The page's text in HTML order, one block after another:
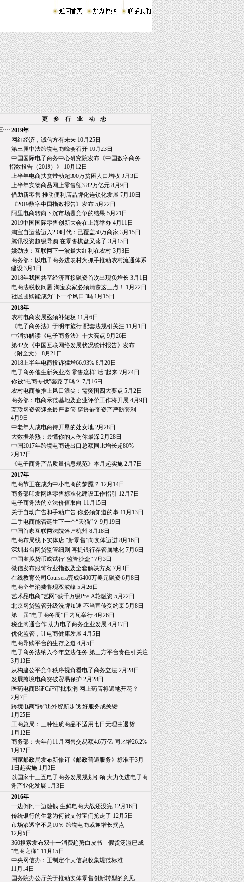
更 多 行 业 动 态
2019年
网红经济，诚信方有未来 10月25日
第三届中法跨境电商峰会召开 10月23日
中国国际电子商务中心研究院发布《中国数字商务
指数报告（2019）》 10月12日
上半年电商扶贫带动超300万贫困人口增收 9月3日
上半年实物商品网上零售额3.82万亿元 8月9日
借助新零售 推动便利店品牌化连锁化发展 7月10日
《2019数字中国指数报告》发布 5月22日
阿里电商转向下沉市场是竞争的结果 5月21日
2019中国国际零售创新大会在上海举办 4月11日
淘宝自运营迈入2.0时代：已覆盖50万商家 3月15日
腾讯投资超级导购 在零售棋盘又落子 3月15日
姚劲波：互联网下一波最大红利在农村 3月8日
商务部：以电子商务进农村为抓手推动农村流通体系
建设 3月1日
2018年我国共享经济直接融资首次出现负增长 3月1日
电商法税收问题 淘宝卖家必须清楚这三点！ 1月22日
社区团购能成为“下一个风口”吗 1月15日
2018年
农村电商发展亟须补短板 11月6日
《电子商务法》于明年施行 配套法规引关注 11月1日
中消协解读《电子商务法》十大亮点 9月26日
第42次《中国互联网络发展状况统计报告》发布
（附全文） 8月21日
2018上半年电商投诉猛增66.93% 8月20日
电子商务催生新兴业态 零售这样“活”起来 7月24日
你被“电商专供”套路了吗？ 7月16日
农村电商被推上风口浪尖：需突围四大要点 5月2日
商务部：电商示范基地及企业评价工作将开展 4月9日
互联网资管迎来最严监管 穿透嵌套资产严防套利
4月9日
中老年人成电商待开垦的处女地 2月28日
大数据杀熟：最懂你的人伤你最深 2月28日
中国2017年跨境电商进出口总额同比增长超80%
2月12日
《电子商务产品质量信息规范》本月起实施 2月7日
2017年
电商节正在成为中小电商的梦魇？ 12月14日
商务部印发网络零售标准化建设工作指引 12月7日
电子商务法的立法价值取向 11月15日
关于自动广告和手动广告 你必须知道的事 11月13日
二手电商能否诞生下一个“天猫”？ 9月19日
中国首家互联网法院落户杭州 8月18日
电商布局线下实体店 “新零售”向实体迈进 8月16日
深圳出台网贷监管细则 再提银行存管属地化 7月6日
中国虚拟货币或试行“监管沙盒” 7月3日
微信发布服饰行业指数及全套解决方案 7月3日
在线教育公司Coursera完成6400万美元融资 6月8日
电商全年消费将现双波峰 5月26日
艺术品电商“艺网”获千万级Pre-A轮融资 5月22日
北京网贷监管升级洗牌加速 不当宣传受约束 5月8日
第三届“电子商务周”日内瓦举行 4月26日
税企沟通合作 助力电子商务企业发展 4月17日
优化监管，让电商健康发展 4月5日
电商导购平台的生存之道 4月5日
电子商务法纳入今年立法任务 第三方平台责任引关注
3月13日
从构建公平竞争秩序视角看电子商务立法 2月28日
发展跨境电商突破贸易保护 2月28日
医药电商B证C证审批取消 网上药店将遍地开花？
2月7日
跨境电商“跨”出外贸新步伐 好服务成关键
1月25日
工商总局：三种性质商品不适用七日无理由退货
1月12日
商务部：去年前11月网售交易额4.6万亿 同比增26.2%
1月12日
国家邮政局发布新修订《邮政普遍服务》标准于3月
1日起实施 1月3日
以国家十三五电子商务发展规划引领 大力促进电子商
务产业化发展 1月3日
2016年
一边倒闭一边融钱 生鲜电商大战还没完 12月16日
传统银行的生意为何被支付宝们抢走了 12月5日
市场渗透率不足10％ 跨境电商或迎增长拐点
12月5日
360搜索发布双十一消费趋势白皮书 假货泛滥已成
“电商之痛” 11月15日
中央网信办：正制定个人信息收集规范标准
11月14日
国务院办公厅关于推动实体零售创新转型的意见